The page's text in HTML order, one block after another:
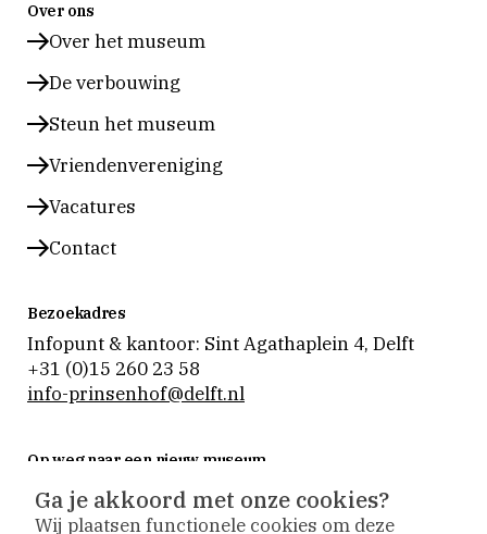
Over ons
Over het museum
De verbouwing
Steun het museum
Vriendenvereniging
Vacatures
Contact
Bezoekadres
Infopunt & kantoor: Sint Agathaplein 4, Delft
+31 (0)15 260 23 58
info-prinsenhof@delft.nl
Op weg naar een nieuw museum
Museum Prinsenhof Delft is tijdelijk gesloten voor
verbouwing en vernieuwing.
Delft
op
Delft
op op
Ga je akkoord met onze cookies?
Wij plaatsen functionele cookies om deze